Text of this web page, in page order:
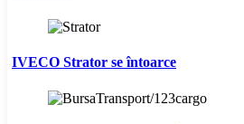
IVECO Strator se întoarce